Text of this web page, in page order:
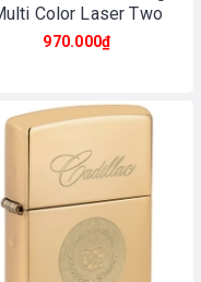
Color Laser Two
Tone
970.000₫